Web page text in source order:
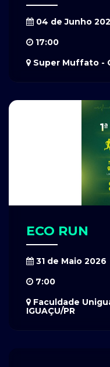
04 de Junho
17:00
Super Muffato -
ECO RUN
31 de Maio 2026
7:00
Faculdade
IGUAÇU/PR